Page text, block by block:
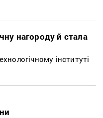
нагороду й стала
інституті